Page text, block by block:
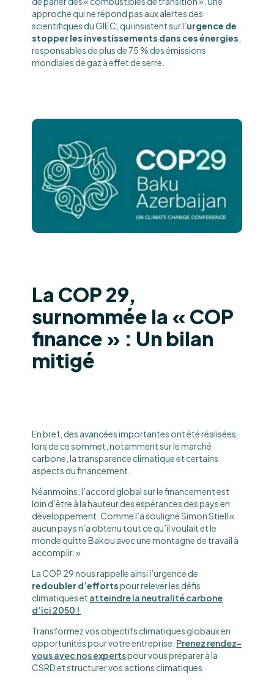
approche qui ne répond pas aux alertes des
scientifiques du GIEC, qui insistent sur l’urgence de
stopper les investissements dans ces énergies
responsables de plus de 75 % des émissions
mondiales de gaz à effet de serre.
La COP 29,
surnommée la « COP
finance » : Un bilan
mitigé
En bref, des avancées importantes ont été réalisées
lors de ce sommet, notamment sur le marché
carbone, la transparence climatique et certains
aspects du financement.
Néanmoins, l’accord global sur le financement est
loin d’être à la hauteur des espérances des pays en
développement. Comme l’a souligné Simon Stiell «
aucun pays n’a obtenu tout ce qu’il voulait et le
monde quitte Bakou avec une montagne de travail à
accomplir. »
La COP 29 nous rappelle ainsi l’urgence de
redoubler d’effortspour relever les défis
climatiques et atteindre la neutralité carbone
d’ici 2050 !
Transformez vos objectifs climatiques globaux en
opportunités pour votre entreprise. Prenez rendez-
vous avec nos expertspour vous préparer à la
CSRD et structurer vos actions climatiques.